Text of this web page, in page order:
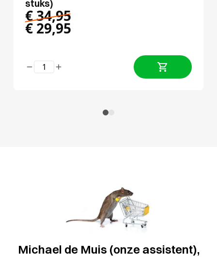
stuks)
€34,95
€ 29,95
Michael de Muis (onze assistent),